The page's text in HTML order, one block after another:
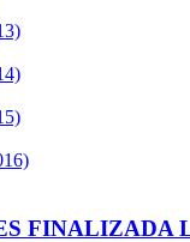
FINALIZADA